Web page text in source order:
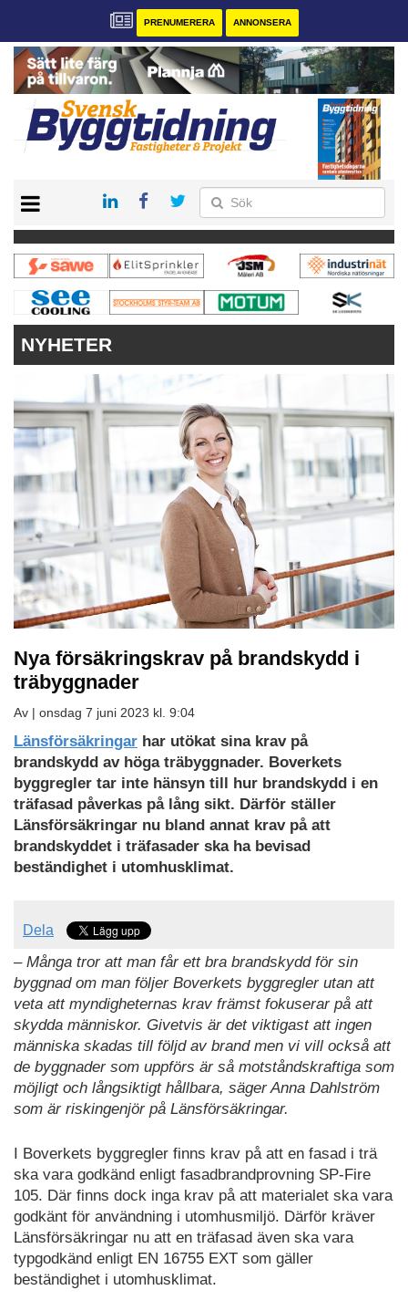
PRENUMERERA ANNONSERA
PRENUMERERA
VÅRA ANDRA MAGASIN
ANNONSERA
KONTAKT
NYHETER
Nya försäkringskrav på brandskydd i
träbyggnader
Av | onsdag 7 juni 2023 kl. 9:04
Länsförsäkringar har utökat sina krav på
brandskydd av höga träbyggnader. Boverkets
byggregler tar inte hänsyn till hur brandskydd i en
träfasad påverkas på lång sikt. Därför ställer
Länsförsäkringar nu bland annat krav på att
brandskyddet i träfasader ska ha bevisad
beständighet i utomhusklimat.
Dela
– Många tror att man får ett bra brandskydd för sin
byggnad om man följer Boverkets byggregler utan att
veta att myndigheternas krav främst fokuserar på att
skydda människor. Givetvis är det viktigast att ingen
människa skadas till följd av brand men vi vill också att
de byggnader som uppförs är så motståndskraftiga som
möjligt och långsiktigt hållbara, säger Anna Dahlström
som är riskingenjör på Länsförsäkringar.
I Boverkets byggregler finns krav på att en fasad i trä
ska vara godkänd enligt fasadbrandprovning SP-Fire
105. Där finns dock inga krav på att materialet ska vara
godkänt för användning i utomhusmiljö. Därför kräver
Länsförsäkringar nu att en träfasad även ska vara
typgodkänd enligt EN 16755 EXT som gäller
beständighet i utomhusklimat.